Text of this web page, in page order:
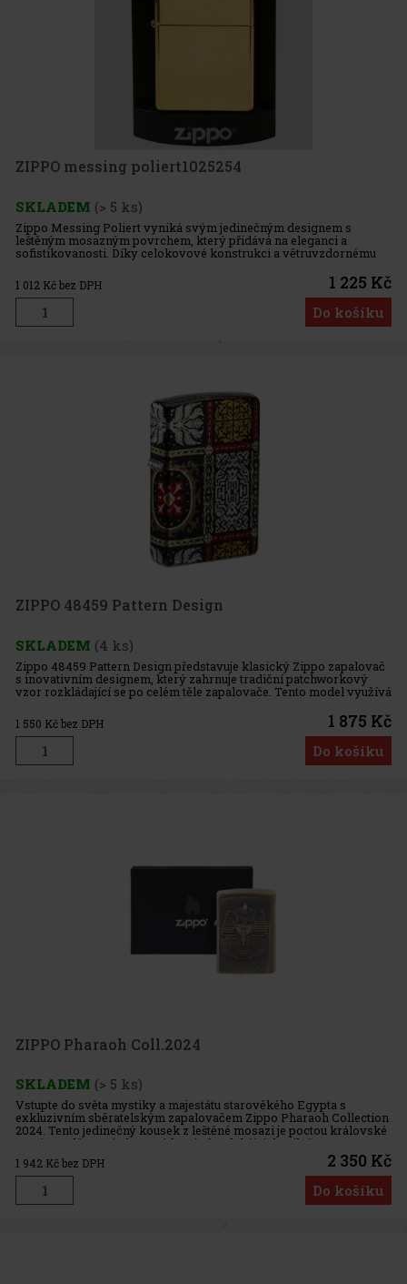
ZIPPO messing poliert1025254
SKLADEM (> 5 ks)
Zippo Messing Poliert vyniká svým jedinečným designem s
leštěným mosazným povrchem, který přidává na eleganci a
sofistikovanosti. Díky celokovové konstrukci a větruvzdornému
designu je tento model extrémně spolehlivý v jakýchkoli
venkovních podmínkác
1 012 Kč bez DPH 1 225 Kč
Do košíku
ZIPPO 48459 Pattern Design
SKLADEM (4 ks)
Zippo 48459 Pattern Design představuje klasický Zippo zapalovač
s inovativním designem, který zahrnuje tradiční patchworkový
vzor rozkládající se po celém těle zapalovače. Tento model využívá
technologii 540 Fusion pro zdobení, což umožňuje detailní
1 550 Kč bez DPH 1 875 Kč
Do košíku
ZIPPO Pharaoh Coll.2024
SKLADEM (> 5 ks)
Vstupte do světa mystiky a majestátu starověkého Egypta s
exkluzivním sběratelským zapalovačem Zippo Pharaoh Collection
2024. Tento jedinečný kousek z leštěné mosazi je poctou královské
moci a nadčasové eleganci faraónů. Zdobí jej detailně propracov
1 942 Kč bez DPH 2 350 Kč
Do košíku